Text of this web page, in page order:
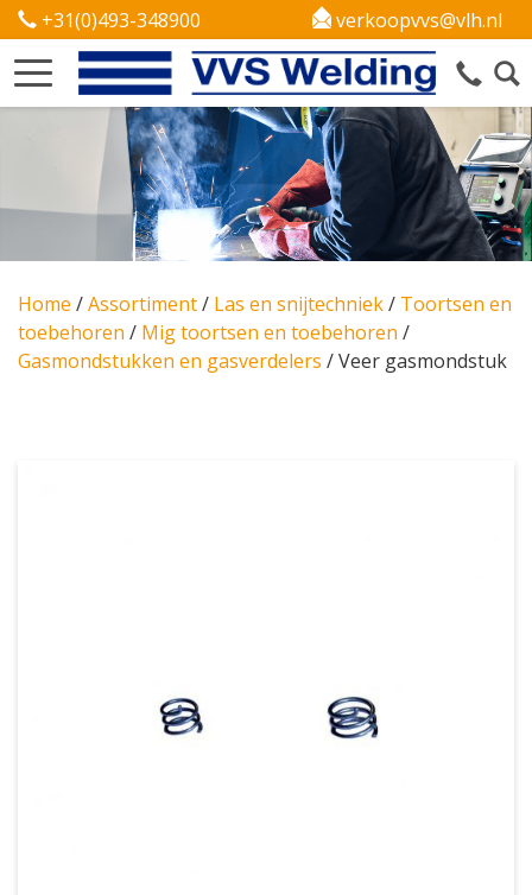
+31(0)493-348900 verkoopvvs@vlh.nl
Home /Assortiment/ Las en snijtechniek/ Toortsen en
toebehoren / Mig toortsen en toebehoren /
Gasmondstukken en gasverdelers /Veer gasmondstuk